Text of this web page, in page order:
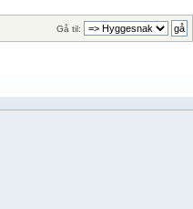
Gå til: